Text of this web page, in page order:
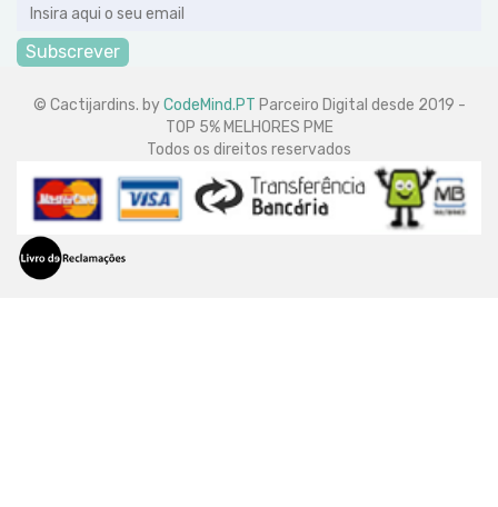
Subscrever
© Cactijardins. byCodeMind.PT Parceiro Digital desde 2019 -
TOP 5% MELHORES PME
Todos os direitos reservados